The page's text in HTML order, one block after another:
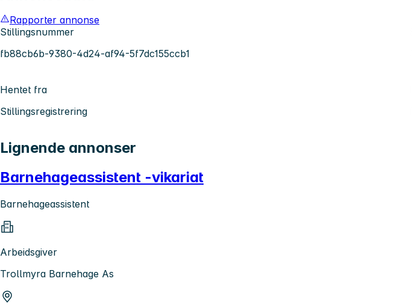
Rapporter annonse
Stillingsnummer
fb88cb6b-9380-4d24-af94-5f7dc155ccb1
Hentet fra
Stillingsregistrering
Lignende annonser
Barnehageassistent -vikariat
Barnehageassistent
Arbeidsgiver
Trollmyra Barnehage As